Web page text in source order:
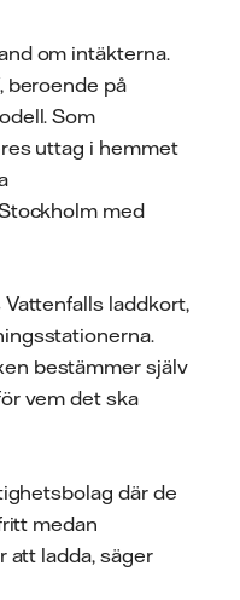
om intäkterna.
beroende på
Som
uttag i hemmet
med
laddkort,
bestämmer själv
vem det ska
där de
medan
att ladda, säger